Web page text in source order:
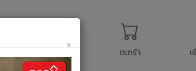
ตะกร้า
×